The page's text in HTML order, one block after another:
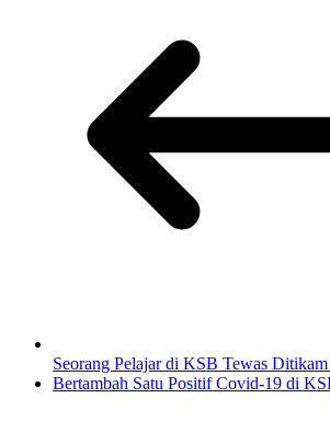
Seorang Pelajar di KSB Tewas
Bertambah Satu Positif Covid-19 di